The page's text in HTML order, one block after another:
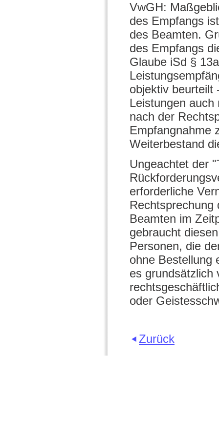
VwGH:
des Empfangs
des Beamten.
des Empfangs
Glaube iSd §
objektiv beurteilt
Leistungen
nach der
Empfangnahme
Weiterbestand
Ungeachtet der
erforderliche
Beamten im
gebraucht
Personen, die
ohne Bestellung
es grundsätzlich
oder
Zurück